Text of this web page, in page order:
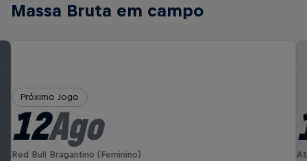
Massa Bruta em campo
Próximo Jogo
12Ago
Red Bull Bragantino (Feminino)